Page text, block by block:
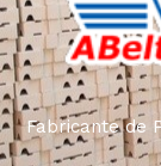
Fabricante de